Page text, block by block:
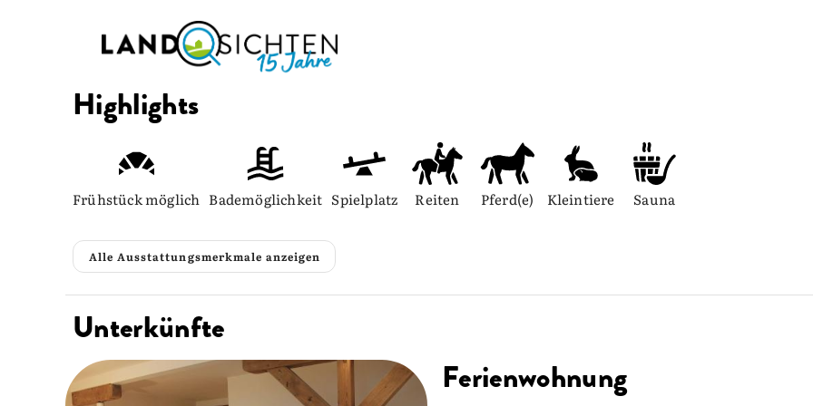
Highlights
Frühstück möglich Bademöglichkeit Spielplatz Reiten Pferd(e) Kleintiere Sauna
Alle Ausstattungsmerkmale anzeigen
Unterkünfte
Ferienwohnung